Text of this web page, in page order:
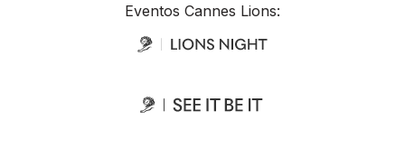
Eventos Cannes Lions: